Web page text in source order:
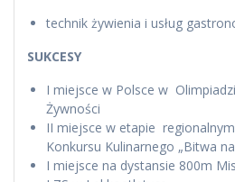
technik żywienia i usług
SUKCESY
I miejsce w Polsce w
Żywności
II miejsce w etapie
Konkursu Kulinarnego „Bitwa
I miejsce na dystansie 800m